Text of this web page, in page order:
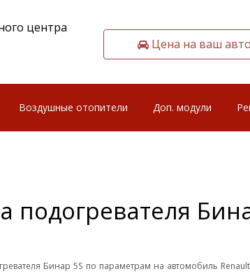
центра
Цена на ваш авто
Воздушные отопители Доп. модули
подогревателя
Бинар 5S по параметрам на автомобиль